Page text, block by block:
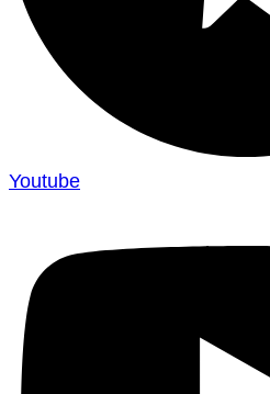
Youtube